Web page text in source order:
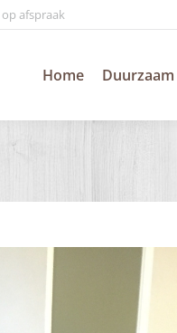
afspraak
Home